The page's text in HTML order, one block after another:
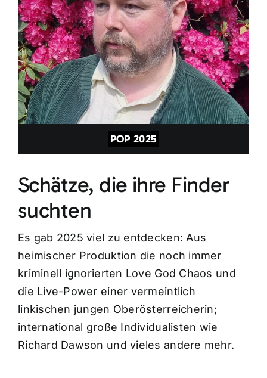
POP 2025
Schätze, die ihre Finder
suchten
Es gab 2025 viel zu entdecken: Aus
heimischer Produktion die noch immer
kriminell ignorierten Love God Chaos und
die Live-Power einer vermeintlich
linkischen jungen Oberösterreicherin;
international große Individualisten wie
Richard Dawson und vieles andere mehr.